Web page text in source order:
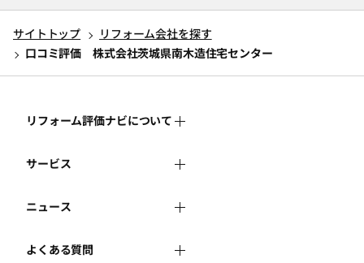
サイトトップ
リフォーム会社を探す
口コミ評価 株式会社茨城県南木造住宅センター
リフォーム評価ナビについて
リフォーム評価ナビとは
運営体制
はじめての方へ
サービス
リフォーム会社を探す
リフォーム事例を見る
ニュース
新着情報
よくある質問